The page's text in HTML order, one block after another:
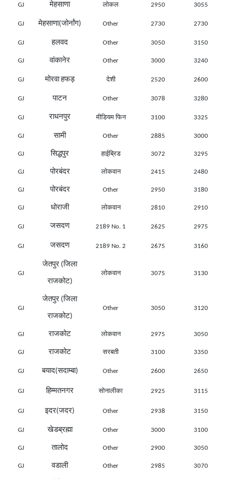
GJ मेहसाणा लोकल 2950 3055
GJ मेहसाणा(जोर्नांग) Other 2730 2730
GJ हलवद Other 3050 3150
GJ वांकानेर Other 3000 3240
GJ मोरवा हफड़ देशी 2520 2600
GJ पाटन Other 3078 3280
GJ राधनपुर मीडियम फिन 3100 3325
GJ सामी Other 2885 3000
GJ सिद्धपुर हाईब्रिड 3072 3295
GJ पोरबंदर लोकवान 2415 2480
GJ पोरबंदर Other 2950 3180
GJ धोराजी लोकवान 2810 2910
GJ जसदण 2189 No. 1 2625 2975
GJ जसदण 2189 No. 2 2675 3160
GJ
जेतपुर (जिला
राजकोट)
लोकवान 3075 3130
GJ
जेतपुर (जिला
राजकोट)
Other 3050 3120
GJ राजकोट लोकवान 2975 3050
GJ राजकोट सरबती 3100 3350
GJ बयाद(सदाम्बा) Other 2600 2650
GJ हिम्मतनगर सोनालीका 2925 3115
GJ इदर(जदर) Other 2938 3150
GJ खेडब्रह्मा Other 3000 3100
GJ तालोद Other 2900 3050
GJ वडाली Other 2985 3070